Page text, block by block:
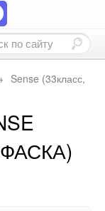
Sense (33класс,